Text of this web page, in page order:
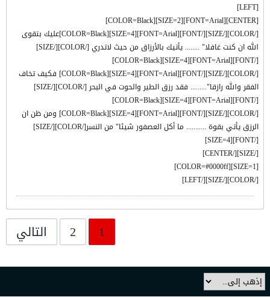
[LEFT]
[CENTER][FONT=Arial][SIZE=2][COLOR=Black]
[/COLOR][/SIZE][/FONT][FONT=Arial][SIZE=4][COLOR=Black]عليك بتقوى
الله ان كنت غافلا" ........ يأتيك بالأرزاق من حيث لاتدري [/COLOR][/SIZE]
[/FONT][FONT=Arial][SIZE=4][COLOR=Black]
[/COLOR][/SIZE][/FONT][FONT=Arial][SIZE=4][COLOR=Black] فكيف تخاف
الفقر والله رازقا"......... فقد رزق الطير والحوت في البحر [/COLOR][/SIZE]
[/FONT][FONT=Arial][SIZE=4][COLOR=Black]
[/COLOR][/SIZE][/FONT][FONT=Arial][SIZE=4][COLOR=Black] ومن ظن ان
الرزق يأتي بقوة ........... ما أكل العصفور شيئا" من النسر[/COLOR][/SIZE]
[/FONT][SIZE=4]
[/SIZE][/CENTER]
[SIZE=1][COLOR=#0000ff]
[/COLOR][/SIZE][/LEFT]
1
2 التالي